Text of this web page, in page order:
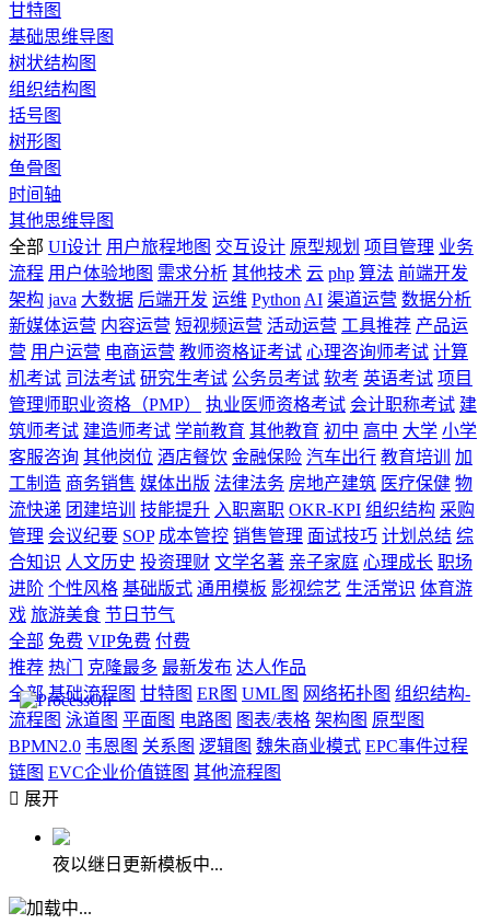
甘特图
基础思维导图
树状结构图
组织结构图
括号图
树形图
鱼骨图
时间轴
其他思维导图
全部 UI设计 用户旅程地图 交互设计 原型规划 项目管理 业务
流程 用户体验地图 需求分析 其他技术 云 php 算法 前端开发
架构 java 大数据 后端开发 运维 Python AI 渠道运营 数据分析
新媒体运营 内容运营 短视频运营 活动运营 工具推荐 产品运
营 用户运营 电商运营 教师资格证考试 心理咨询师考试 计算
机考试 司法考试 研究生考试 公务员考试 软考 英语考试 项目
管理师职业资格（PMP）
执业医师资格考试 会计职称考试 建
筑师考试 建造师考试 学前教育 其他教育 初中 高中 大学 小学
客服咨询 其他岗位 酒店餐饮 金融保险 汽车出行 教育培训
加
工制造 商务销售 媒体出版 法律法务 房地产建筑 医疗保健 物
流快递 团建培训 技能提升 入职离职 OKR-KPI 组织结构 采购
管理 会议纪要 SOP 成本管控 销售管理 面试技巧 计划总结 综
合知识 人文历史 投资理财 文学名著 亲子家庭 心理成长 职场
进阶 个性风格 基础版式 通用模板 影视综艺 生活常识 体育游
戏 旅游美食 节日节气
全部 免费 VIP免费 付费
推荐 热门 克隆最多 最新发布 达人作品
全部 基础流程图 甘特图 ER图 UML图 网络拓扑图 组织结构-
流程图 泳道图 平面图 电路图 图表/表格 架构图 原型图
BPMN2.0 韦恩图 关系图 逻辑图 魏朱商业模式 EPC事件过程
链图 EVC企业价值链图 其他流程图
 展开
夜以继日更新模板中...
加载中...